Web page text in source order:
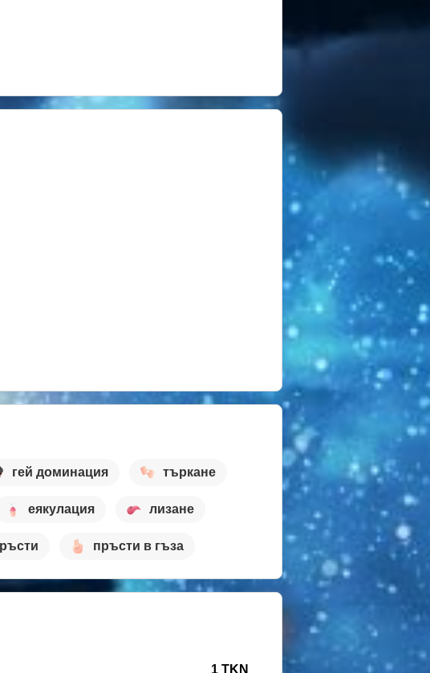
гей доминация търкане
еякулация лизане
пръсти в гъза
1 TKN